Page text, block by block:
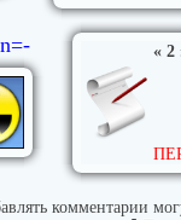
« 2
комментарии